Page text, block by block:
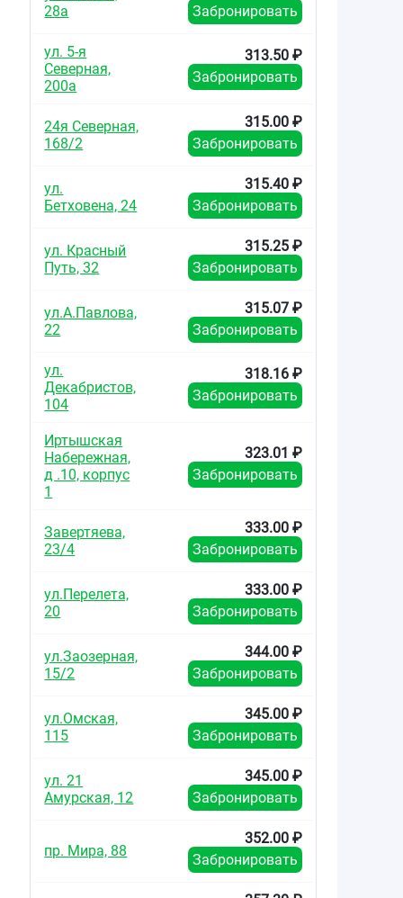
28а
Забронировать
ул. 5-я
Северная,
200а
313.50 ₽
Забронировать
24я Северная,
168/2
315.00 ₽
Забронировать
ул.
Бетховена, 24
315.40 ₽
Забронировать
ул. Красный
Путь, 32
315.25 ₽
Забронировать
ул.А.Павлова,
22
315.07 ₽
Забронировать
ул.
Декабристов,
104
318.16 ₽
Забронировать
Иртышская
Набережная,
д .10, корпус
1
323.01 ₽
Забронировать
Завертяева,
23/4
333.00 ₽
Забронировать
ул.Перелета,
20
333.00 ₽
Забронировать
ул.Заозерная,
15/2
344.00 ₽
Забронировать
ул.Омская,
115
345.00 ₽
Забронировать
ул. 21
Амурская, 12
345.00 ₽
Забронировать
пр. Мира, 88
352.00 ₽
Забронировать